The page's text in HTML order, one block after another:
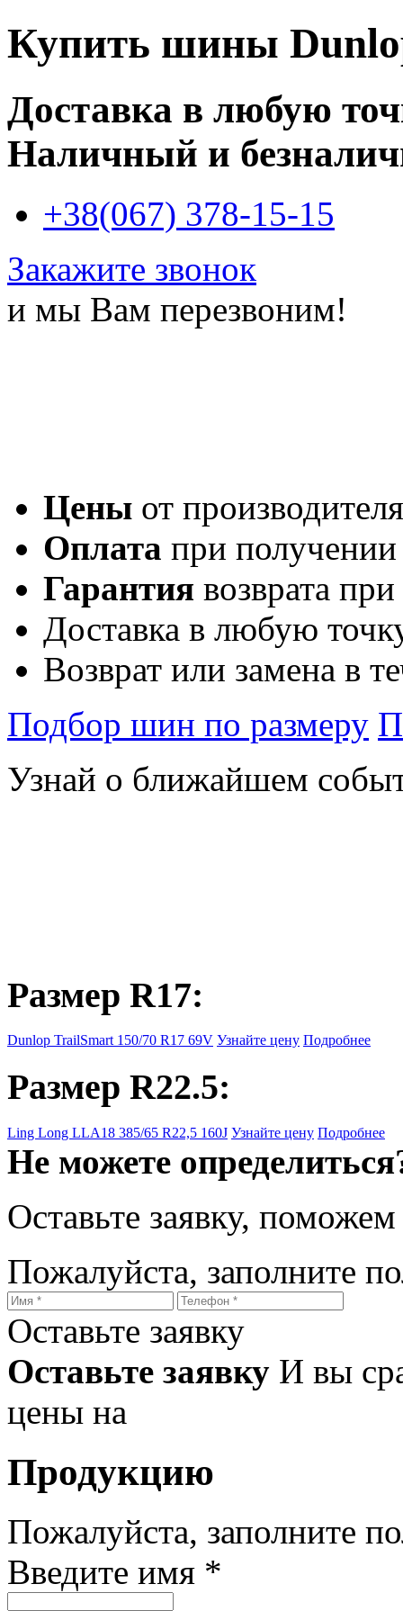
Купить шины
Доставка в любую
Наличный и
+38(067) 378-15-15
Закажите звонок
и мы Вам перезвоним!
Цены от производителя
Оплата при получении
Гарантия возврата
Доставка в любую
Возврат или замена в
Подбор шин по размеру
Узнай о ближайшем
Размер R17:
Dunlop TrailSmart 150/70 R17 69V Узнайте цену Подробнее
Размер R22.5:
Ling Long LLA18 385/65 R22,5 160J Узнайте цену Подробнее
Не можете
Оставьте заявку,
Пожалуйста, заполните
Оставьте заявку
Оставьте заявку И вы
цены на
Продукцию
Пожалуйста, заполните
Введите имя *